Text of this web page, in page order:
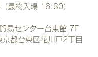
最終入場 16:30）
易センター台東館 7F
都台東区花川戸2丁目